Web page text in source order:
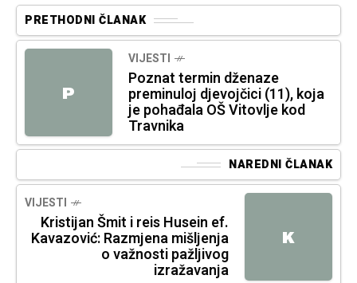
PRETHODNI ČLANAK
P
VIJESTI
Poznat termin dženaze
preminuloj djevojčici (11), koja
je pohađala OŠ Vitovlje kod
Travnika
NAREDNI ČLANAK
K
VIJESTI
Kristijan Šmit i reis Husein ef.
Kavazović: Razmjena mišljenja
o važnosti pažljivog
izražavanja